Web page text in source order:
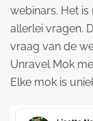
webinars. Het
allerlei vragen.
vraag van de
Unravel Mok
Elke mok is